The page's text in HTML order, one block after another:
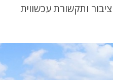
ותקשורת עכשווית